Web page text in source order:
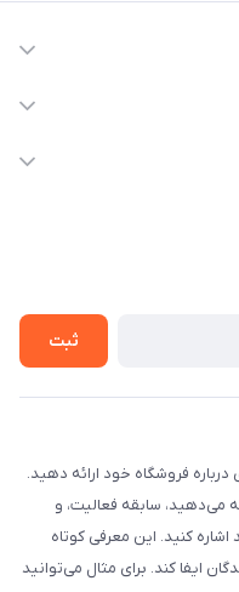
ثبت
فروشگاه خود ارائه دهید.
می‌دهید، سابقه فعالیت، و
اشاره کنید. این معرفی کوتاه
ایفا کند. برای مثال می‌توانید